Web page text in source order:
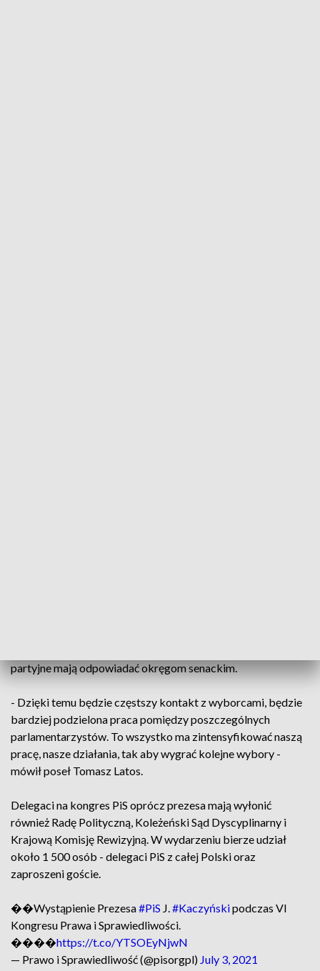
partyjne mają odpowiadać okręgom senackim.
- Dzięki temu będzie częstszy kontakt z wyborcami, będzie
bardziej podzielona praca pomiędzy poszczególnych
parlamentarzystów. To wszystko ma zintensyfikować naszą
pracę, nasze działania, tak aby wygrać kolejne wybory -
mówił poseł Tomasz Latos.
Delegaci na kongres PiS oprócz prezesa mają wyłonić
również Radę Polityczną, Koleżeński Sąd Dyscyplinarny i
Krajową Komisję Rewizyjną. W wydarzeniu bierze udział
około 1 500 osób - delegaci PiS z całej Polski oraz
zaproszeni goście.
��Wystąpienie Prezesa#PiS J.#Kaczyńskipodczas VI
Kongresu Prawa i Sprawiedliwości.
����https://t.co/YTSOEyNjwN
— Prawo i Sprawiedliwość (@pisorgpl) July 3, 2021